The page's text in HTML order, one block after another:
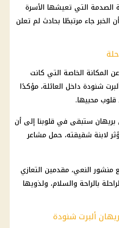
التي تعيشها الأسرة
الخبر جاء مرتبطًا بحادث لم تعلن
المكانة الخاصة التي كانت
شنودة داخل العائلة، مؤكدًا
محبيها.
ستبقى في قلوبنا إلى أن
لابنة شقيقته، حمل مشاعر
منشور النعي، مقدمين التعازي
بالراحة والسلام، ولذويها
ألبرت شنودة